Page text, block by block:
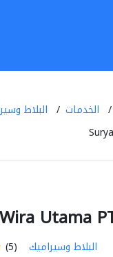
الخدمات
البلاط
Utama
(5) البلاط وسيراميك